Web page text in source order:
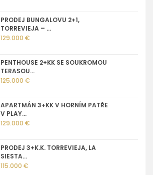
PRODEJ BUNGALOVU 2+1,
TORREVIEJA – ...
129.000 €
PENTHOUSE 2+KK SE SOUKROMOU
TERASOU...
125.000 €
APARTMÁN 3+KK V HORNÍM PATŘE
V PLAY...
129.000 €
PRODEJ 3+K.K. TORREVIEJA, LA
SIESTA...
115.000 €